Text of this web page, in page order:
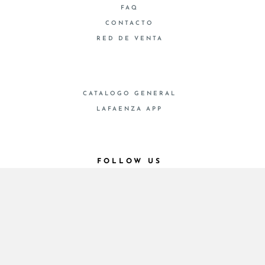
FAQ
CONTACTO
RED DE VENTA
CATALOGO GENERAL
LAFAENZA APP
FOLLOW US